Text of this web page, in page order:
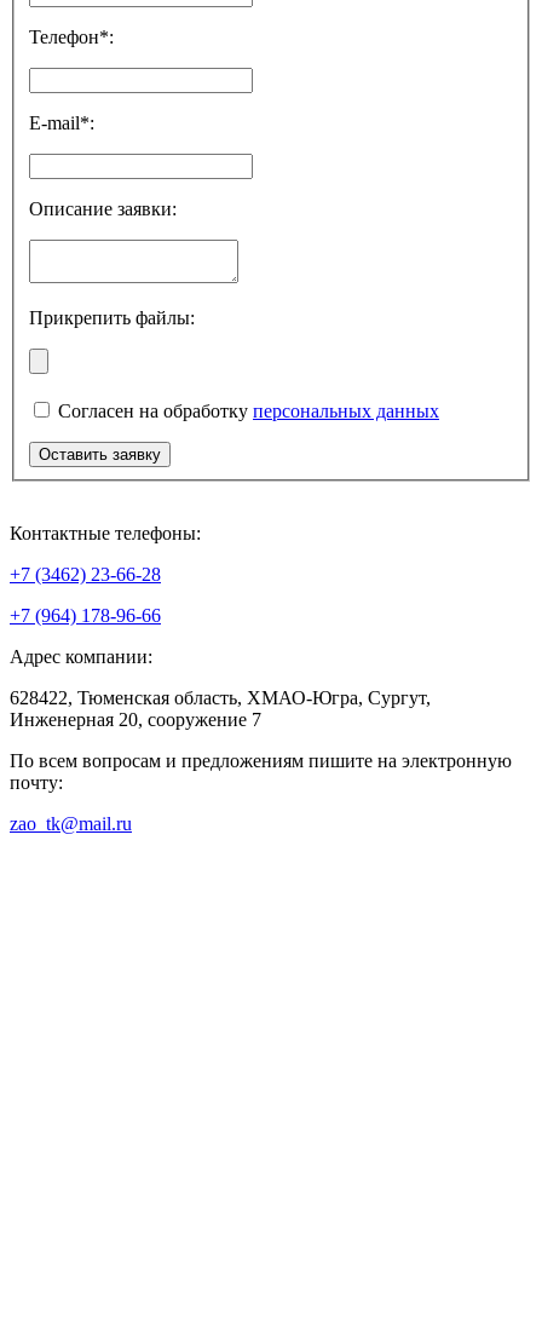
Телефон*:
E-mail*:
Описание заявки:
Прикрепить файлы:
Согласен на обработку персональных данных
Контактные телефоны:
+7 (3462) 23-66-28
+7 (964) 178-96-66
Адрес компании:
628422, Тюменская область, ХМАО-Югра, Сургут,
Инженерная 20, сооружение 7
По всем вопросам и предложениям пишите на электронную
почту:
zao_tk@mail.ru